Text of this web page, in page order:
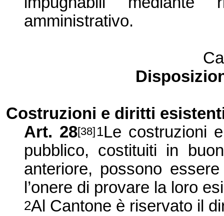
amministrativo.
Costruzioni e diritti
Art. 28[38] 1Le costruzioni
pubblico, costituiti in
anteriore, possono
l’onere di provare la loro
2Al Cantone è riservato il